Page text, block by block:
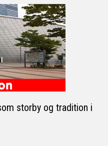
storby og tradition i